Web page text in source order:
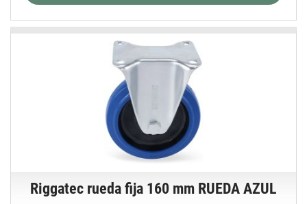
Riggatec rueda fija 160 mm RUEDA AZUL